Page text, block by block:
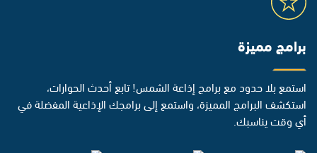
برامج مميزة
استمع بلا حدود مع برامج إذاعة الشمس! تابع أحدث الحوارات،
استكشف البرامج المميزة، واستمع إلى برامجك الإذاعية المفضلة في
أي وقت يناسبك.